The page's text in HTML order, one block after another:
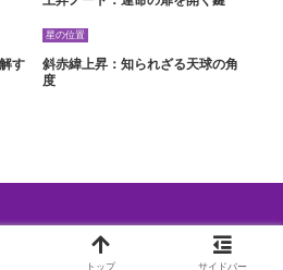
す
星の位置
斜赤緯上昇：知られざる天球の角
度
西洋占星術特集.
トップ サイドバー